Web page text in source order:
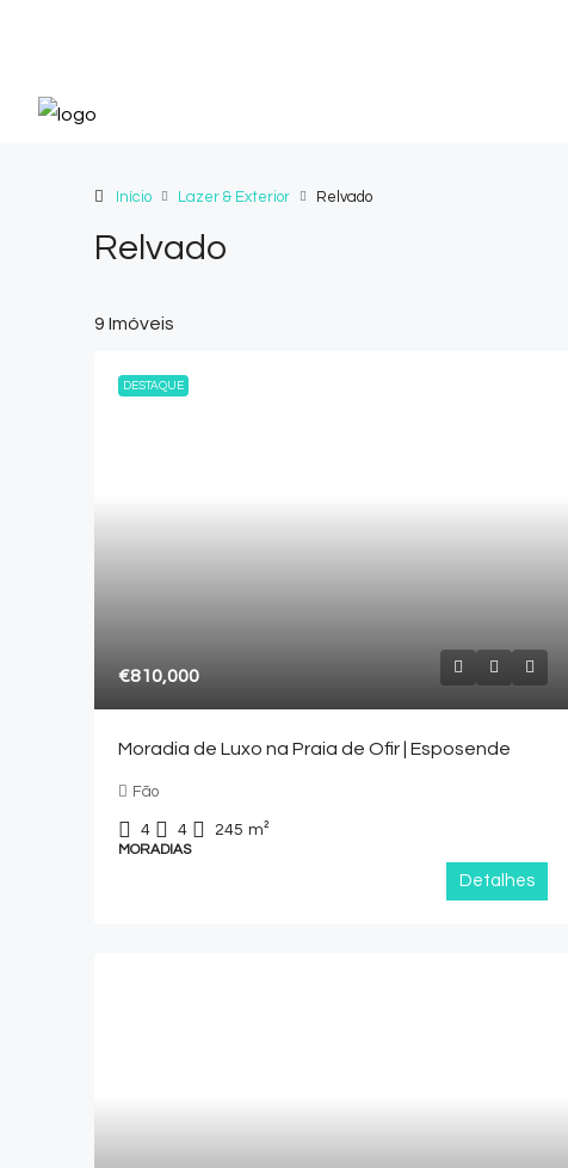
Início Lazer & Exterior Relvado
Relvado
9 Imóveis
DESTAQUE
€810,000
Moradia de Luxo na Praia de Ofir | Esposende
Fão
4 4 245 m²
MORADIAS
Detalhes